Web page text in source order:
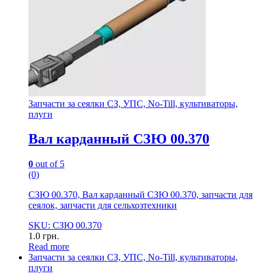
Запчасти за сеялки СЗ, УПС, No-Till, культиваторы,
плуги
Вал карданный СЗЮ 00.370
0 out of 5
(0)
СЗЮ 00.370, Вал карданный СЗЮ 00.370, запчасти для
сеялок, запчасти для сельхозтехники
SKU: СЗЮ 00.370
1.0 грн.
Read more
Запчасти за сеялки СЗ, УПС, No-Till, культиваторы,
плуги